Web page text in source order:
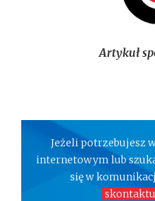
Artykuł
Jeżeli potrzebujesz
internetowym lub
się w